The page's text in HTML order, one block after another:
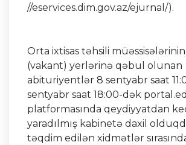
//eservices.dim.gov.az/ejurnal/).
Orta ixtisas təhsili
(vakant) yerlərinə qəbul olunan
abituriyentlər 8 sentyabr saat
sentyabr saat 18:00-dək
platformasında qeydiyyatdan
yaradılmış kabinetə daxil
təqdim edilən xidmətlər